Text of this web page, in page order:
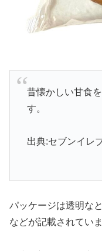
昔懐かしい甘食
す。
出典:セブンイレ
パッケージは透明な
などが記載されていま